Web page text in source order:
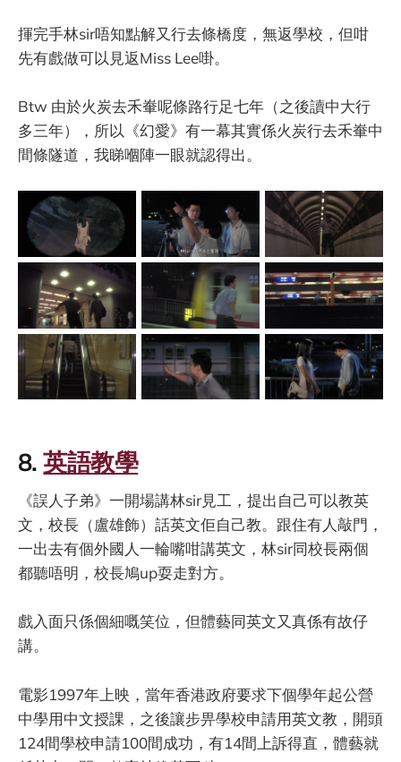
揮完手林sir唔知點解又行去條橋度，無返學校，但咁
先有戲做可以見返Miss Lee啩。
Btw 由於火炭去禾輋呢條路行足七年（之後讀中大行
多三年），所以《幻愛》有一幕其實係火炭行去禾輋中
間條隧道，我睇嗰陣一眼就認得出。
8.英語教學
《誤人子弟》一開場講林sir見工，提出自己可以教英
文，校長（盧雄飾）話英文佢自己教。跟住有人敲門，
一出去有個外國人一輪嘴咁講英文，林sir同校長兩個
都聽唔明，校長鳩up耍走對方。
戲入面只係個細嘅笑位，但體藝同英文又真係有故仔
講。
電影1997年上映，當年香港政府要求下個學年起公營
中學用中文授課，之後讓步畀學校申請用英文教，開頭
124間學校申請100間成功，有14間上訴得直，體藝就